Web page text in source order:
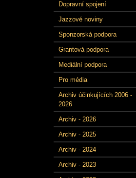
Dopravní spojení
Jazzové noviny
Sponzorská podpora
Grantová podpora
Mediální podpora
Pro média
Archiv účinkujících 2006 -
2026
Archiv - 2026
Archiv - 2025
Archiv - 2024
Archiv - 2023